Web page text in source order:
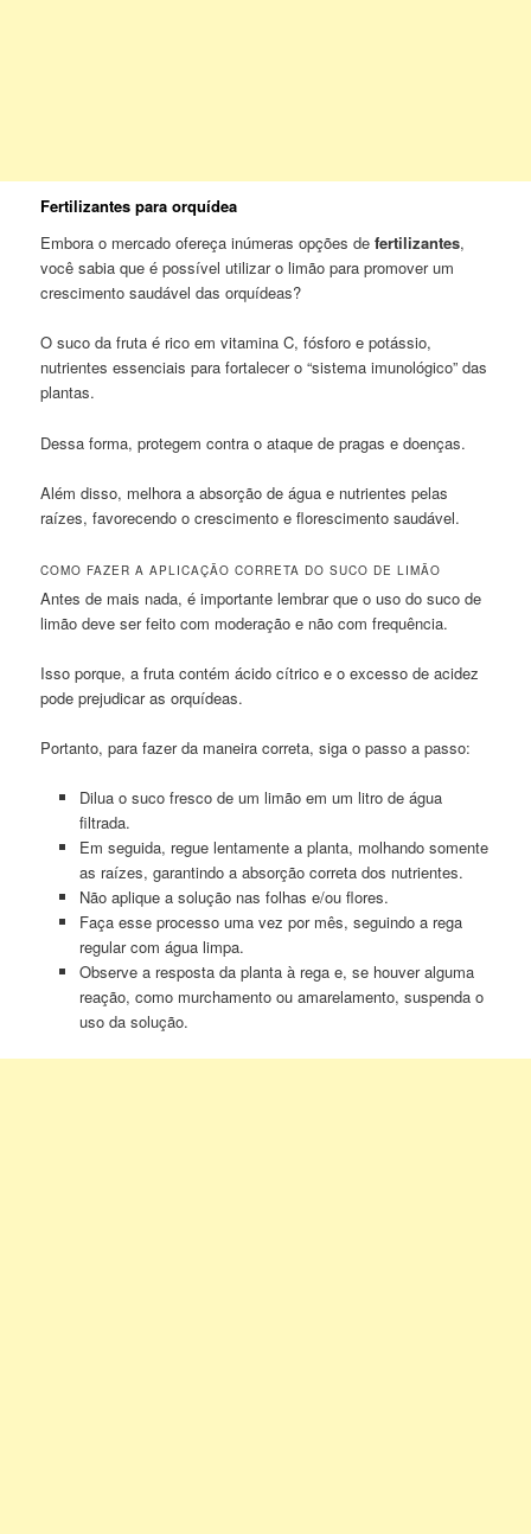
Fertilizantes para orquídea
Embora o mercado ofereça inúmeras opções de fertilizantes,
você sabia que é possível utilizar o limão para promover um
crescimento saudável das orquídeas?
O suco da fruta é rico em vitamina C, fósforo e potássio,
nutrientes essenciais para fortalecer o “sistema imunológico” das
plantas.
Dessa forma, protegem contra o ataque de pragas e doenças.
Além disso, melhora a absorção de água e nutrientes pelas
raízes, favorecendo o crescimento e florescimento saudável.
COMO FAZER A APLICAÇÃO CORRETA DO SUCO DE LIMÃO
Antes de mais nada, é importante lembrar que o uso do suco de
limão deve ser feito com moderação e não com frequência.
Isso porque, a fruta contém ácido cítrico e o excesso de acidez
pode prejudicar as orquídeas.
Portanto, para fazer da maneira correta, siga o passo a passo:
Dilua o suco fresco de um limão em um litro de água
filtrada.
Em seguida, regue lentamente a planta, molhando somente
as raízes, garantindo a absorção correta dos nutrientes.
Não aplique a solução nas folhas e/ou flores.
Faça esse processo uma vez por mês, seguindo a rega
regular com água limpa.
Observe a resposta da planta à rega e, se houver alguma
reação, como murchamento ou amarelamento, suspenda o
uso da solução.